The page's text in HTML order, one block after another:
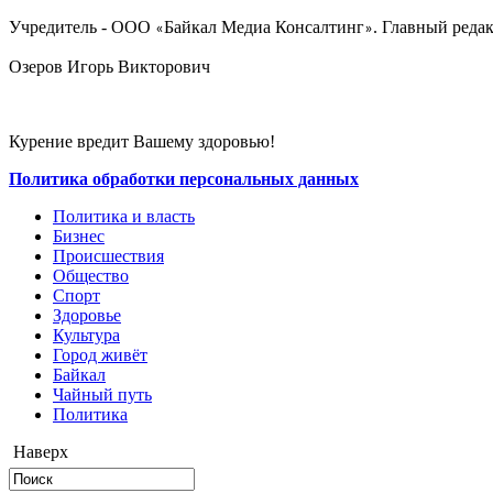
Учредитель - ООО «Байкал Медиа Консалтинг». Главный
Озеров Игорь Викторович
Курение вредит Вашему здоровью!
Политика обработки персональных данных
Политика и власть
Бизнес
Происшествия
Общество
Cпорт
Здоровье
Культура
Город живёт
Байкал
Чайный путь
Политика
Наверх